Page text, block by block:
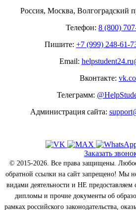
Россия, Москва, Волгоградский
Телефон: 8 (800)
Пишите: +7 (999) 248-61-
Email:
Вконтакте:
Телеграмм:
Администрация сайта:
Заказать
© 2015-2026. Все права защищены. Любое
обратной ссылки на сайт запрещено! Мы
видами деятельности и НЕ предоставляем
дипломы и прочие документы об
рамках российского законодательства,